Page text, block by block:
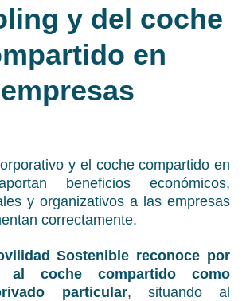
y del coche
en
empresas
y el coche compartido en
beneficios económicos,
y organizativos a las empresas
correctamente.
Sostenible reconoce por
al coche compartido como
particular, situando al